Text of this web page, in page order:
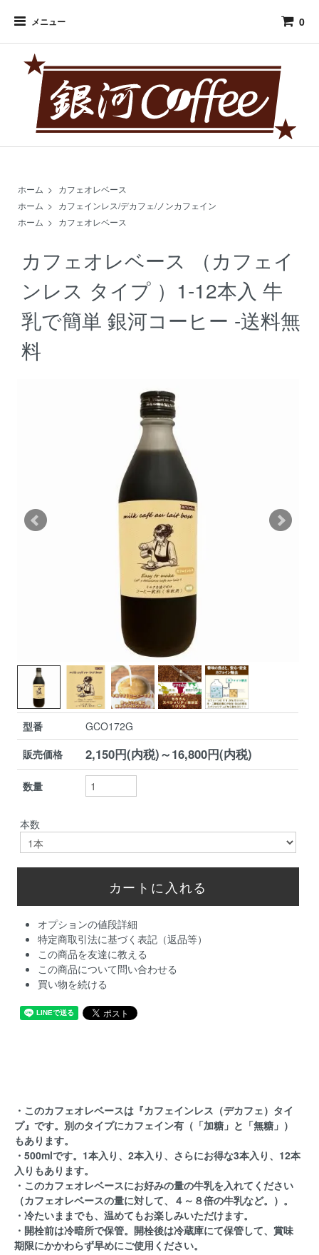
メニュー 0
ホーム > カフェオレベース
ホーム > カフェインレス/デカフェ/ノンカフェイン
ホーム > カフェオレベース
カフェオレベース （カフェイ
ンレス タイプ ）1-12本入 牛
乳で簡単 銀河コーヒー -送料無
料
型番
GCO172G
販売価格
2,150円(内税)～16,800円(内税)
数量
本数
オプションの値段詳細
特定商取引法に基づく表記（返品等）
この商品を友達に教える
この商品について問い合わせる
買い物を続ける
・このカフェオレベースは『カフェインレス（デカフェ）タイ
プ』です。別のタイプにカフェイン有（「加糖」と「無糖」）
もあります。
・500mlです。1本入り、2本入り、さらにお得な3本入り、12本
入りもあります。
・このカフェオレベースにお好みの量の牛乳を入れてください
（カフェオレベースの量に対して、４～８倍の牛乳など。）。
・冷たいままでも、温めてもお楽しみいただけます。
・開栓前は冷暗所で保管。開栓後は冷蔵庫にて保管して、賞味
期限にかかわらず早めにご使用ください。